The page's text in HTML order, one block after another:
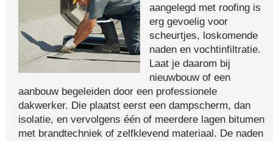
aangelegd met roofing is
erg gevoelig voor
scheurtjes, loskomende
naden en vochtinfiltratie.
Laat je daarom bij
nieuwbouw of een
aanbouw begeleiden door een professionele
dakwerker. Die plaatst eerst een dampscherm, dan
isolatie, en vervolgens één of meerdere lagen bitumen
met brandtechniek of zelfklevend materiaal. De naden